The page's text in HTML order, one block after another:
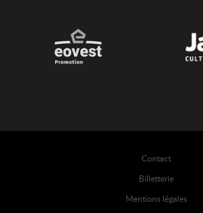
Contact
Billetterie
Mentions légales